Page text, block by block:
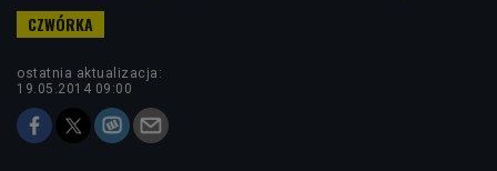
ostatnia aktualizacja:
19.05.2014 09:00